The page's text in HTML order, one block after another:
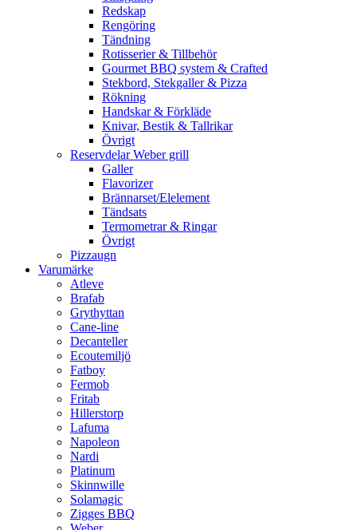
Redskap
Rengöring
Tändning
Rotisserier & Tillbehör
Gourmet BBQ system & Crafted
Stekbord, Stekgaller & Pizza
Rökning
Handskar & Förkläde
Knivar, Bestik & Tallrikar
Övrigt
Reservdelar Weber grill
Galler
Flavorizer
Brännarset/Elelement
Tändsats
Termometrar & Ringar
Övrigt
Pizzaugn
Varumärke
Atleve
Brafab
Grythyttan
Cane-line
Decanteller
Ecoutemiljö
Fatboy
Fermob
Fritab
Hillerstorp
Lafuma
Napoleon
Nardi
Platinum
Skinnwille
Solamagic
Zigges BBQ